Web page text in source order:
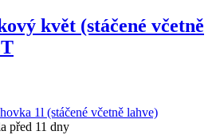
květ (stáčené včetně
před 11 dny